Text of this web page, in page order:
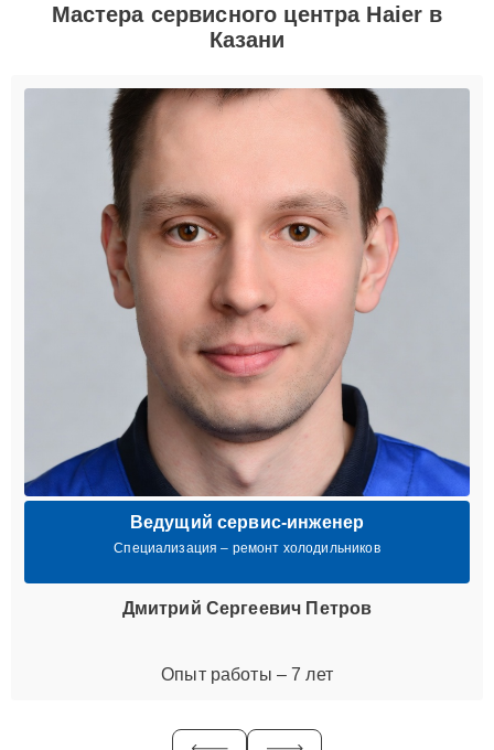
Мастера сервисного центра Haier в
Казани
Ведущий сервис-инженер
Специализация – ремонт холодильников
Дмитрий Сергеевич Петров
Опыт работы – 7 лет